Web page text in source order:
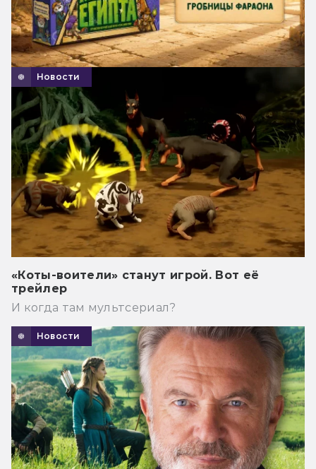
Новости
«Коты-воители» станут игрой. Вот её
трейлер
И когда там мультсериал?
Новости